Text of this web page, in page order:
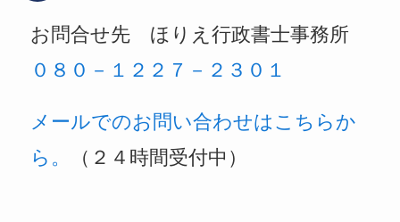
お問合せ先 ほりえ行政書士事務所
０８０－１２２７－２３０１
メールでのお問い合わせはこちらか
ら。
（２４時間受付中）